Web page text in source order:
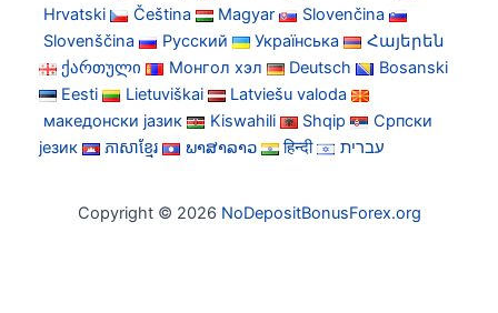
Hrvatski
Čeština Magyar
Slovenčina
Slovenščina
Русский Українська
Հայերեն
ქართული
Монгол хэл Deutsch
Bosanski
Eesti
Lietuviškai
Latviešu valoda
македонски јазик
Kiswahili Shqip
Српски
језик
ភាសាខ្មែរ ພາສາລາວ हिन्दी עברית
Copyright © 2026 NoDepositBonusForex.org